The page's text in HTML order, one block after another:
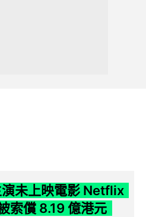
未上映電影 Netflix
索償 8.19 億港元